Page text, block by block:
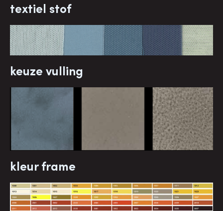
textiel stof
keuze vulling
kleur frame